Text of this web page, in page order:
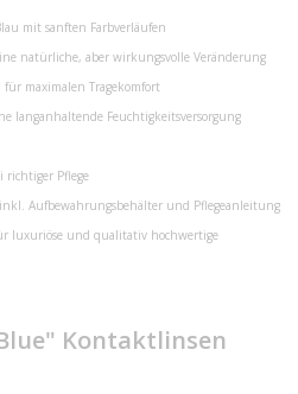
mit sanften Farbverläufen
natürliche, aber wirkungsvolle Veränderung
für maximalen Tragekomfort
langanhaltende Feuchtigkeitsversorgung
richtiger Pflege
Aufbewahrungsbehälter und Pflegeanleitung
luxuriöse und qualitativ hochwertige
Kontaktlinsen